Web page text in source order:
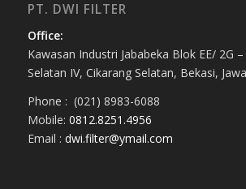
PT. DWI FILTER
Office:
Kawasan Industri Jababeka Blok EE/ 2G –
Selatan IV, Cikarang Selatan, Bekasi,
Phone : (021) 8983-6088
Mobile: 0812.8251.4956
Email : dwi.filter@ymail.com